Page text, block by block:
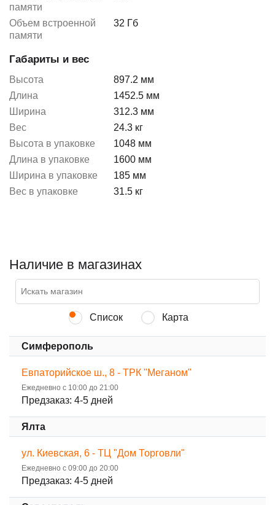
памяти
Объем встроенной
памяти
32 Гб
Габариты и вес
Высота
897.2 мм
Длина
1452.5 мм
Ширина
312.3 мм
Вес
24.3 кг
Высота в упаковке
1048 мм
Длина в упаковке
1600 мм
Ширина в упаковке
185 мм
Вес в упаковке
31.5 кг
Наличие в магазинах
Список Карта
Симферополь
Евпаторийское ш., 8 - ТРК "Меганом"
Ежедневно с 10:00 до 21:00
Предзаказ: 4-5 дней
Ялта
ул. Киевская, 6 - ТЦ "Дом Торговли"
Ежедневно с 09:00 до 20:00
Предзаказ: 4-5 дней